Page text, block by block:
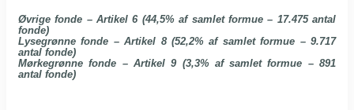
Øvrige fonde – Artikel 6 (44,5% af samlet formue – 17.475 antal
fonde)
Lysegrønne fonde – Artikel 8 (52,2% af samlet formue – 9.717
antal fonde)
Mørkegrønne fonde – Artikel 9 (3,3% af samlet formue – 891
antal fonde)